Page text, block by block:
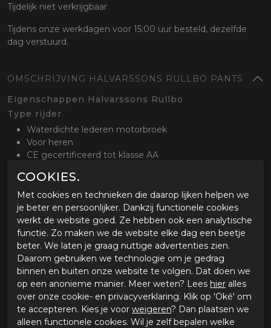
Tijdelijk niet verkrijgbaar
Tijdens onze werkdagen voor 15:00 uur besteld, dezelfde
dag verstuurd.
OMSCHRIJVING HALVARSSONS RULLBO PANTS
Eigenschappen Halvarssons Rullbo
Type rijder
Waterdichte lederen motorbroek
Voor heren
CE gecertificeerd tot klasse AA
Buitenlaag en protectie
Geitenlederen motorbroek
Waterdicht dankzij het Dryway+ membraan
Verstevigend High-Art op de heupen en knieën
Verstelbare CE level 1 protectoren op de heupen en
knieën
Drievoudige naden op blootgestelde delen
Comfort
Lange bevestigingsrits voor aan de jas
Stretchpanelen voor extra comfort
Afneembare bretels
COOKIES.
Met cookies en technieken die daarop lijken helpen we
je beter en persoonlijker. Dankzij functionele cookies
werkt de website goed. Ze hebben ook een analytische
functie. Zo maken we de website elke dag een beetje
beter. We laten je graag nuttige advertenties zien.
Daarom gebruiken we technologie om je gedrag
binnen en buiten onze website te volgen. Dat doen we
op een anonieme manier. Meer weten? Lees hier alles
over onze cookie- en privacyverklaring. Klik op 'Oké' om
te accepteren. Kies je voor weigeren? Dan plaatsen we
alleen functionele cookies. Wil je zelf bepalen welke